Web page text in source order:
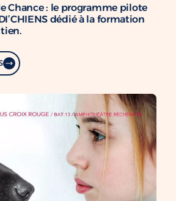
Chance : le programme pilote
dédié à la formation